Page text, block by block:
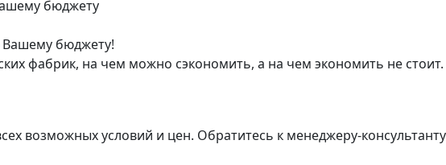
бюджету!
фабрик, на чем можно сэкономить, а на чем экономить не стоит.
возможных условий и цен. Обратитесь к менеджеру-